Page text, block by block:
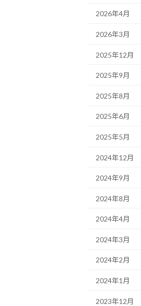
2026年4月
2026年3月
2025年12月
2025年9月
2025年8月
2025年6月
2025年5月
2024年12月
2024年9月
2024年8月
2024年4月
2024年3月
2024年2月
2024年1月
2023年12月